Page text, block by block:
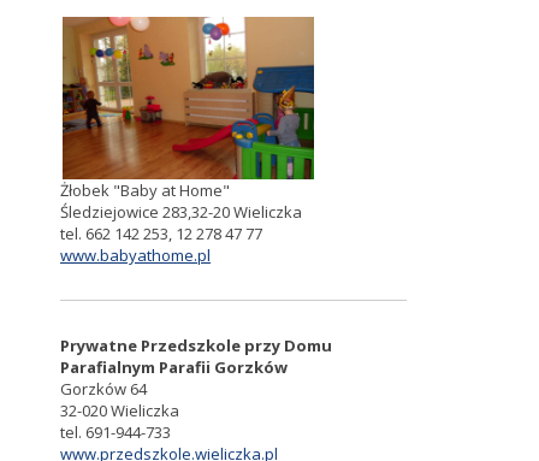
Żłobek "Baby at Home"
Śledziejowice 283,32-20 Wieliczka
tel. 662 142 253, 12 278 47 77
www.babyathome.pl
Prywatne Przedszkole przy Domu
Parafialnym Parafii Gorzków
Gorzków 64
32-020 Wieliczka
tel. 691-944-733
www.przedszkole.wieliczka.pl